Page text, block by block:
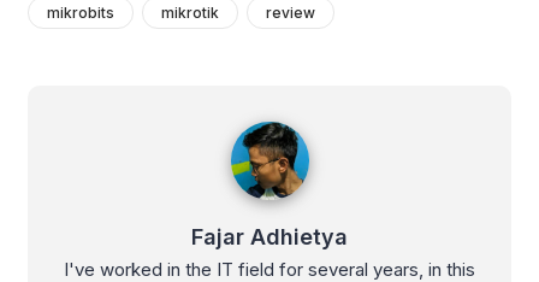
mikrobits mikrotik review
Fajar Adhietya
I've worked in the IT field for several years, in this